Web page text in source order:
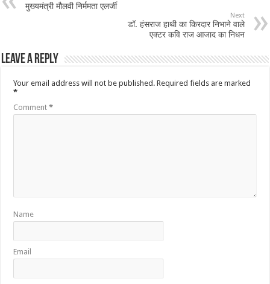
मुख्यमंत्री मौलवी निर्ममता एलर्जी
Next
डॉ. हंसराज हाथी का किरदार न‍िभाने वाले
एक्‍टर कव‍ि राज आजाद का निधन
Leave a Reply
Your email address will not be published. Required fields are marked
*
Comment*
Name
Email